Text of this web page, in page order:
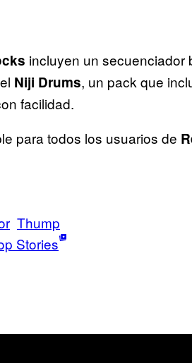
incluyen un secuenciador
Niji Drums, un pack que
facilidad.
para todos los usuarios de
Thump
Stories